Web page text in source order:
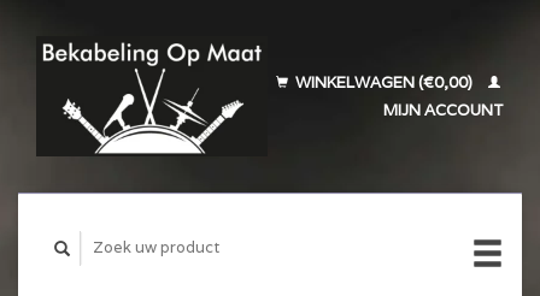
WINKELWAGEN (€0,00)
MIJN ACCOUNT